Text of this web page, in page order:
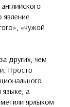
«чужой
других, чем
Просто
языке, а
ярлыком